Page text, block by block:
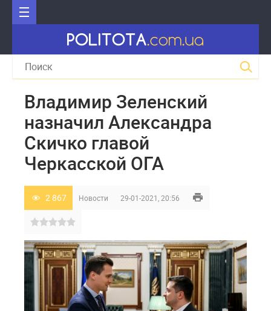
Владимир Зеленский
назначил Александра
Скичко главой
Черкасской ОГА
2 867 Новости 29-01-2021, 20:56